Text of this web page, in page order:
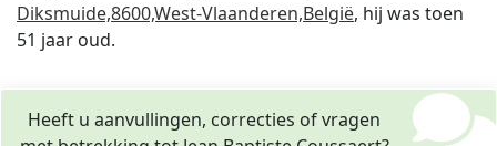
Diksmuide,8600,West-Vlaanderen,België, hij was toen
51 jaar oud.
Heeft u aanvullingen, correcties of vragen